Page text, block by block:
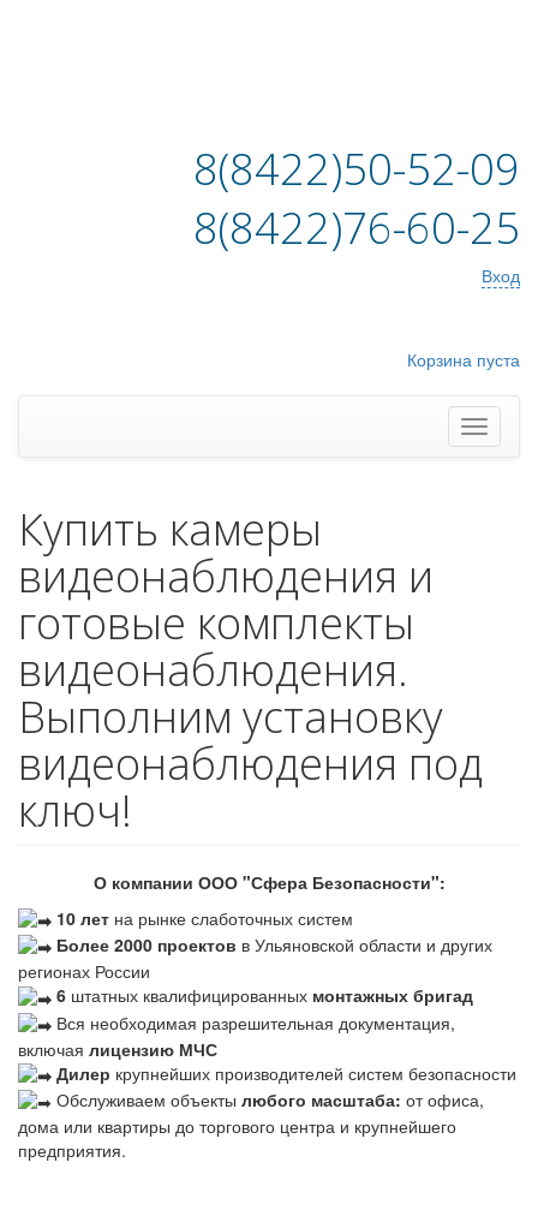
8(8422)50-52-09
8(8422)76-60-25
Вход
Корзина пуста
Купить камеры
видеонаблюдения и
готовые комплекты
видеонаблюдения.
Выполним установку
видеонаблюдения под
ключ!
О компании ООО "Сфера Безопасности":
10 лет на рынке слаботочных систем
Более 2000 проектов в Ульяновской области и других
регионах России
6 штатных квалифицированных монтажных бригад
Вся необходимая разрешительная документация,
включая лицензию МЧС
Дилер крупнейших производителей систем безопасности
Обслуживаем объекты любого масштаба: от офиса,
дома или квартиры до торгового центра и крупнейшего
предприятия.